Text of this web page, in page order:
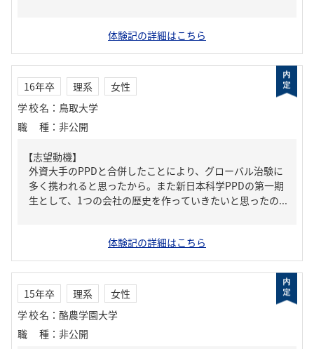
体験記の詳細はこちら
16年卒 理系
女性
学校名 ： 鳥取大学
職種 ： 非公開
【志望動機】
外資大手のPPDと合併したことにより、グローバル治験に
多く携われると思ったから。また新日本科学PPDの第一期
生として、1つの会社の歴史を作っていきたいと思ったの...
体験記の詳細はこちら
15年卒 理系
女性
学校名 ： 酪農学園大学
職種 ： 非公開